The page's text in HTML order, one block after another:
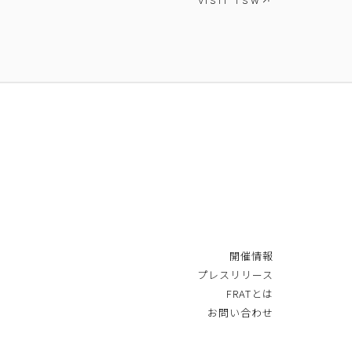
開催情報
プレスリリース
FRATとは
お問い合わせ